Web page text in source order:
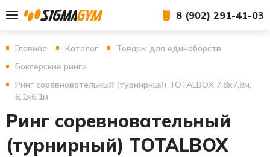
8 (902) 291-41-03
Главная Каталог
Товары для единоборств
Боксерские ринги
Ринг соревновательный (турнирный) TOTALBOX 7,8х7,8м,
6,1х6,1м
Ринг соревновательный
(турнирный) TOTALBOX